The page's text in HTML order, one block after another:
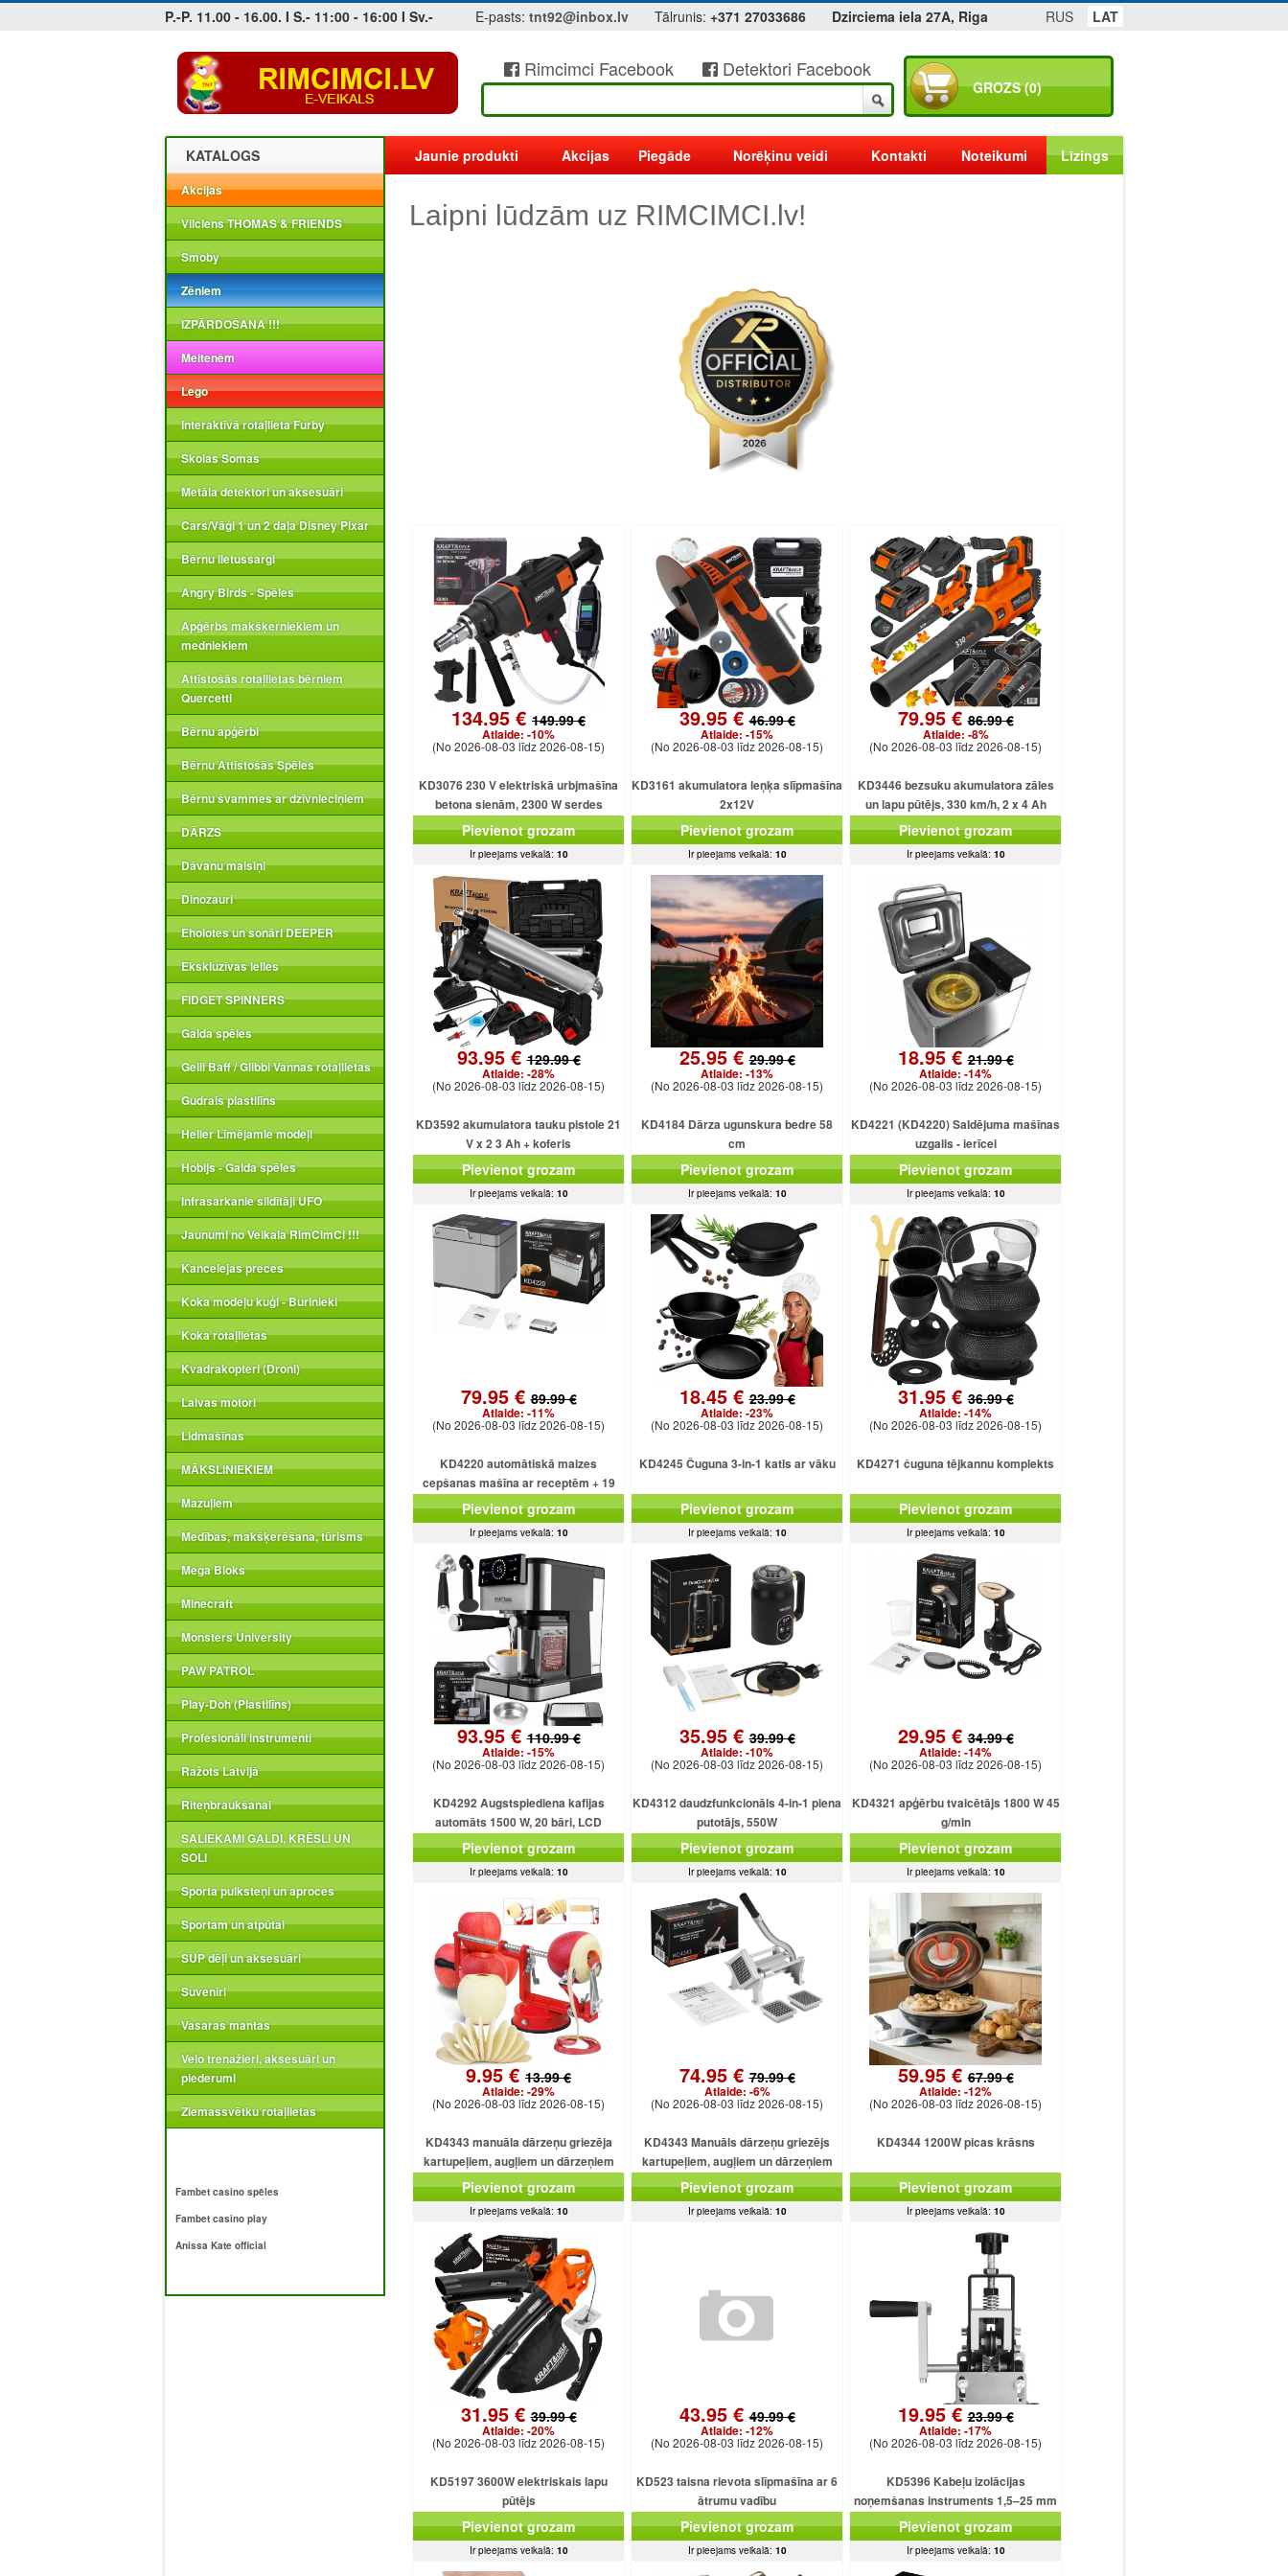
P.-P. 11.00 - 16.00. I S.- 11:00 - 16:00 I Sv.- E-pasts: tnt92@inbox.lv Tālrunis: +371 27033686 Dzirciema iela 27A, Riga LAT
RUS
Jobs at sea and maritime vacancies Rimcimci Facebook Detektori Facebook
GROZS (0)
KATALOGS
Akcijas
Vilciens THOMAS & FRIENDS
Smoby
Zēniem
IZPĀRDOŠANA !!!
Meitenēm
Lego
Interaktīvā rotaļlieta Furby
Skolas Somas
Metāla detektori un aksesuāri
Cars/Vāģi 1 un 2 daļa Disney Pixar
Bērnu lietussargi
Angry Birds - Spēles
Apģērbs makšķerniekiem un
medniekiem
Attīstošās rotaļlietas bērniem
Quercetti
Bērnu apģērbi
Bērnu Attīstošās Spēles
Bērnu švammes ar dzīvnieciņiem
DĀRZS
Dāvanu maisiņi
Dinozauri
Eholotes un sonāri DEEPER
Ekskluzīvas lelles
FIDGET SPINNERS
Galda spēles
Gelli Baff / Glibbi Vannas rotaļlietas
Gudrais plastilīns
Heller Līmējamie modeļi
Hobijs - Galda spēles
Infrasarkanie sildītāji UFO
Jaunumi no Veikala RimCimCi !!!
Kancelejas preces
Koka modeļu kuģi - Burinieki
Koka rotaļlietas
Kvadrakopteri (Droni)
Laivas motori
Lidmašīnas
MĀKSLINIEKIEM
Mazuļiem
Medības, makšķerēšana, tūrisms
Mega Bloks
Minecraft
Monsters University
PAW PATROL
Play-Doh (Plastilīns)
Profesionāli instrumenti
Ražots Latvijā
Riteņbraukšanai
SALIEKAMI GALDI, KRĒSLI UN
SOLI
Sporta pulksteņi un aproces
Sportam un atpūtai
SUP dēļi un aksesuāri
Suvenīri
Vasaras mantas
Velo trenažieri, aksesuāri un
piederumi
Ziemassvētku rotaļlietas
Fambet casino spēles
Fambet casino play
Anissa Kate official
Jaunie produkti Akcijas Piegāde Norēķinu veidi Kontakti Noteikumi Līzings
Laipni lūdzām uz RIMCIMCI.lv!
134.95 € 149.99 €
Atlaide: -10%
(No 2026-08-03 līdz 2026-08-15)
KD3076 230 V elektriskā urbjmašīna
betona sienām, 2300 W serdes
urbjmašīna ar dzesēšanu
Pievienot grozam
Ir pieejams veikalā: 10
39.95 €46.99 €
Atlaide: -15%
(No 2026-08-03 līdz 2026-08-15)
KD3161 akumulatora leņķa slīpmašīna
2x12V
Pievienot grozam
Ir pieejams veikalā: 10
79.95 €86.99 €
Atlaide: -8%
(No 2026-08-03 līdz 2026-08-15)
KD3446 bezsuku akumulatora zāles
un lapu pūtējs, 330 km/h, 2 x 4 Ah
akumulatori.
Pievienot grozam
Ir pieejams veikalā: 10
93.95 €129.99 €
Atlaide: -28%
(No 2026-08-03 līdz 2026-08-15)
KD3592 akumulatora tauku pistole 21
V x 2 3 Ah + koferis
Pievienot grozam
Ir pieejams veikalā: 10
25.95 €29.99 €
Atlaide: -13%
(No 2026-08-03 līdz 2026-08-15)
KD4184 Dārza ugunskura bedre 58
cm
Pievienot grozam
Ir pieejams veikalā: 10
18.95 €21.99 €
Atlaide: -14%
(No 2026-08-03 līdz 2026-08-15)
KD4221 (KD4220) Saldējuma mašīnas
uzgalis - ierīcei
Pievienot grozam
Ir pieejams veikalā: 10
79.95 €89.99 €
Atlaide: -11%
(No 2026-08-03 līdz 2026-08-15)
KD4220 automātiskā maizes
cepšanas mašīna ar receptēm + 19
programmām + saldējumu
Pievienot grozam
Ir pieejams veikalā: 10
18.45 €23.99 €
Atlaide: -23%
(No 2026-08-03 līdz 2026-08-15)
KD4245 Čuguna 3-in-1 katls ar vāku
Pievienot grozam
Ir pieejams veikalā: 10
31.95 €36.99 €
Atlaide: -14%
(No 2026-08-03 līdz 2026-08-15)
KD4271 čuguna tējkannu komplekts
Pievienot grozam
Ir pieejams veikalā: 10
93.95 €110.99 €
Atlaide: -15%
(No 2026-08-03 līdz 2026-08-15)
KD4292 Augstspiediena kafijas
automāts 1500 W, 20 bāri, LCD
displejs
Pievienot grozam
Ir pieejams veikalā: 10
35.95 €39.99 €
Atlaide: -10%
(No 2026-08-03 līdz 2026-08-15)
KD4312 daudzfunkcionāls 4-in-1 piena
putotājs, 550W
Pievienot grozam
Ir pieejams veikalā: 10
29.95 €34.99 €
Atlaide: -14%
(No 2026-08-03 līdz 2026-08-15)
KD4321 apģērbu tvaicētājs 1800 W 45
g/min
Pievienot grozam
Ir pieejams veikalā: 10
9.95 € 13.99 €
Atlaide: -29%
(No 2026-08-03 līdz 2026-08-15)
KD4343 manuāla dārzeņu griezēja
kartupeļiem, augļiem un dārzeņiem
Pievienot grozam
Ir pieejams veikalā: 10
74.95 €79.99 €
Atlaide: -6%
(No 2026-08-03 līdz 2026-08-15)
KD4343 Manuāls dārzeņu griezējs
kartupeļiem, augļiem un dārzeņiem
Pievienot grozam
Ir pieejams veikalā: 10
59.95 €67.99 €
Atlaide: -12%
(No 2026-08-03 līdz 2026-08-15)
KD4344 1200W picas krāsns
Pievienot grozam
Ir pieejams veikalā: 10
31.95 €39.99 €
Atlaide: -20%
(No 2026-08-03 līdz 2026-08-15)
KD5197 3600W elektriskais lapu
pūtējs
Pievienot grozam
Ir pieejams veikalā: 10
43.95 €49.99 €
Atlaide: -12%
(No 2026-08-03 līdz 2026-08-15)
KD523 taisna rievota slīpmašīna ar 6
ātrumu vadību
Pievienot grozam
Ir pieejams veikalā: 10
19.95 €23.99 €
Atlaide: -17%
(No 2026-08-03 līdz 2026-08-15)
KD5396 Kabeļu izolācijas
noņemšanas instruments 1,5–25 mm
kabeļiem
Pievienot grozam
Ir pieejams veikalā: 10